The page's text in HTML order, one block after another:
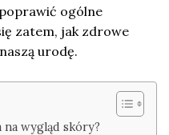
ogólne
zatem, jak zdrowe
urodę.
na wygląd skóry?